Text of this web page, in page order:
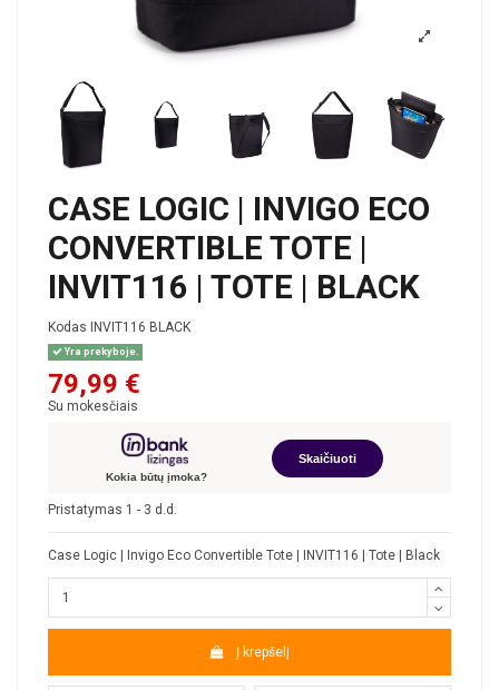
CASE LOGIC | INVIGO ECO
CONVERTIBLE TOTE |
INVIT116 | TOTE | BLACK
Kodas INVIT116 BLACK
Yra prekyboje.
79,99 €
Su mokesčiais
Kokia būtų įmoka?
Skaičiuoti
Pristatymas 1 - 3 d.d.
Case Logic | Invigo Eco Convertible Tote | INVIT116 | Tote | Black
Į krepšelį